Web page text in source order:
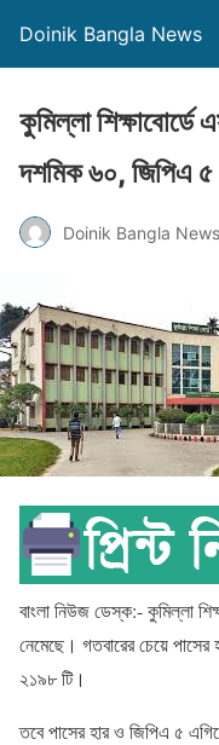
Doinik Bangla News
কুমিল্লা
দশমিক ৬০, জিপিএ
Doinik Bangla News
বাংলা নিউজ ডেস্ক:- কুমিল্লা
নেমেছে। গতবারের চেয়ে
২১৯৮ টি।
তবে পাসের হার ও জিপিএ ৫